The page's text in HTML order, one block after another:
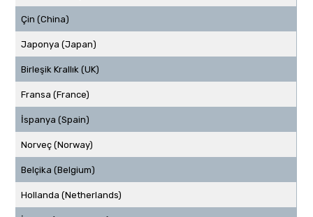
Çin (China)
Japonya (Japan)
Birleşik Krallık (UK)
Fransa (France)
İspanya (Spain)
Norveç (Norway)
Belçika (Belgium)
Hollanda (Netherlands)